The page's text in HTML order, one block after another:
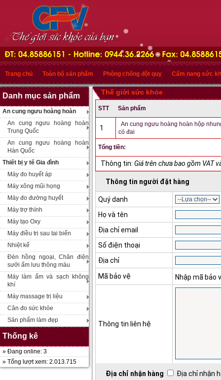
Trang chủ Toàn bộ sản phẩm Phòng chống đột quỵ Cẩm nang sức
Danh mục sản phẩm
An cung ngưu hoàng hoàn
An cung ngưu hoàng hoàn
Trung Quốc
An cung ngưu hoàng hoàn
Hàn Quốc
Thiết bị y tế Gia đình
Máy đo huyết áp
Máy xông mũi họng
Máy đo đường huyết
Máy trợ thính
Máy tạo Oxy
Máy điều trị sau tai biến
Nhiệt kế
Đèn hồng ngoại, Chăn điện
sưởi ấm lưu thông máu
Máy làm ẩm và sạch không
khí
Máy massage trị liệu
Cân đo sức khỏe
Sản phẩm làm đẹp
Thống kê
» Đang online: 3
» Tổng lượt xem: 2.013.715
Thế giới sức khỏe
STT Sản phẩm
1
An cung ngưu hoàng hoàn hộp
có đai
Tổng tiền:
Thông tin: Giá trên chưa bao gồm VAT
Thông tin người đặt hàng
Quý danh
Họ và tên
Địa chỉ email
Số điện thoại
Địa chỉ
Mã bảo vệ
Nhập mã bảo
Thông tin liên hệ
Địa chỉ nhận hàng Địa chỉ nhận